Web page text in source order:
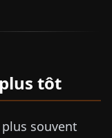
tôt
souvent